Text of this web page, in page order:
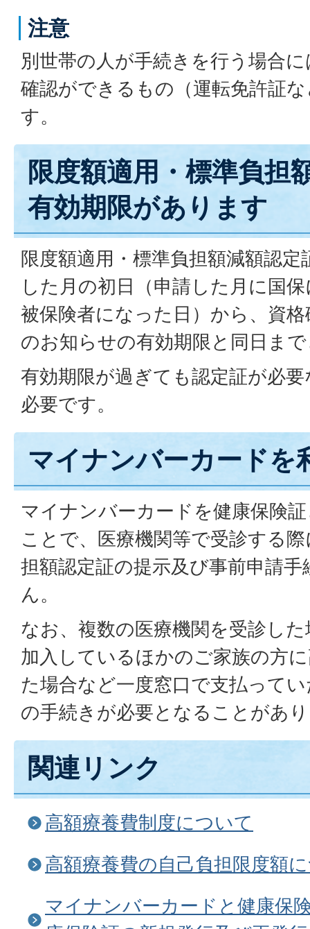
注意
別世帯の人が手続きを行う場合
確認ができるもの（運転免許証
す。
限度額適用・標準負担
有効期限があります
限度額適用・標準負担額減額認
した月の初日（申請した月に国
被保険者になった日）から、資
のお知らせの有効期限と同日ま
有効期限が過ぎても認定証が必
必要です。
マイナンバーカードを
マイナンバーカードを健康保険
ことで、医療機関等で受診する
担額認定証の提示及び事前申請
ん。
なお、複数の医療機関を受診し
加入しているほかのご家族の方
た場合など一度窓口で支払って
の手続きが必要となることがあ
関連リンク
高額療養費制度について
高額療養費の自己負担限度額
マイナンバーカードと健康保